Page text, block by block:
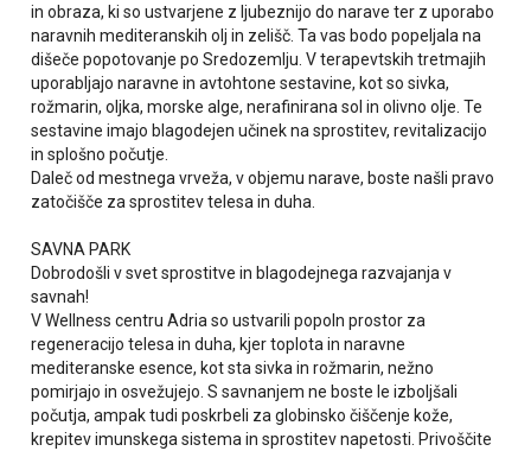
in obraza, ki so ustvarjene z ljubeznijo do narave ter z uporabo
naravnih mediteranskih olj in zelišč. Ta vas bodo popeljala na
dišeče popotovanje po Sredozemlju. V terapevtskih tretmajih
uporabljajo naravne in avtohtone sestavine, kot so sivka,
rožmarin, oljka, morske alge, nerafinirana sol in olivno olje. Te
sestavine imajo blagodejen učinek na sprostitev, revitalizacijo
in splošno počutje.
Daleč od mestnega vrveža, v objemu narave, boste našli pravo
zatočišče za sprostitev telesa in duha.
SAVNA PARK
Dobrodošli v svet sprostitve in blagodejnega razvajanja v
savnah!
V Wellness centru Adria so ustvarili popoln prostor za
regeneracijo telesa in duha, kjer toplota in naravne
mediteranske esence, kot sta sivka in rožmarin, nežno
pomirjajo in osvežujejo. S savnanjem ne boste le izboljšali
počutja, ampak tudi poskrbeli za globinsko čiščenje kože,
krepitev imunskega sistema in sprostitev napetosti. Privoščite